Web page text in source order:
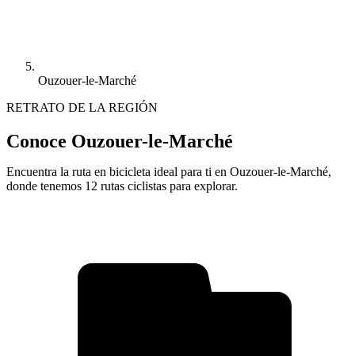
Ouzouer-le-Marché
RETRATO DE LA REGIÓN
Conoce Ouzouer-le-Marché
Encuentra la ruta en bicicleta ideal para ti en Ouzouer-le-Marché,
donde tenemos 12 rutas ciclistas para explorar.